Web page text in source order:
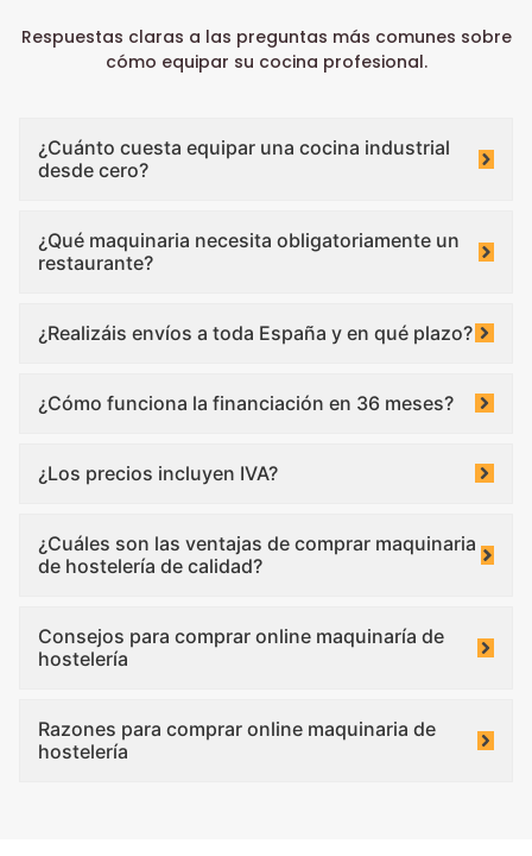
Respuestas claras a las preguntas más comunes sobre
cómo equipar su cocina profesional.
¿Cuánto cuesta equipar una cocina industrial
desde cero?
¿Qué maquinaria necesita obligatoriamente un
restaurante?
¿Realizáis envíos a toda España y en qué plazo?
¿Cómo funciona la financiación en 36 meses?
¿Los precios incluyen IVA?
¿Cuáles son las ventajas de comprar maquinaria
de hostelería de calidad?
Consejos para comprar online maquinaría de
hostelería
Razones para comprar online maquinaria de
hostelería